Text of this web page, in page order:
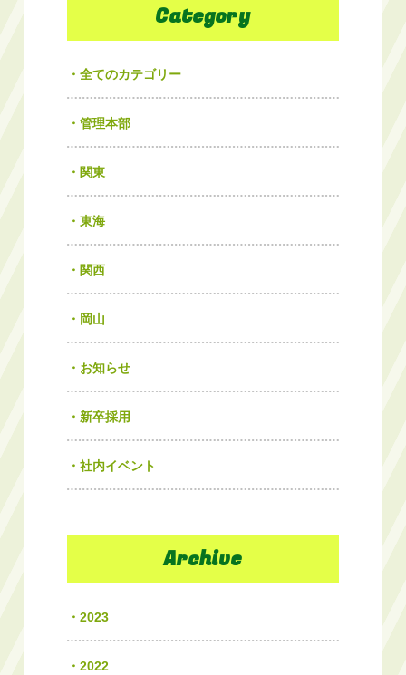
Category
全てのカテゴリー
管理本部
関東
東海
関西
岡山
お知らせ
新卒採用
社内イベント
Archive
2023
2022